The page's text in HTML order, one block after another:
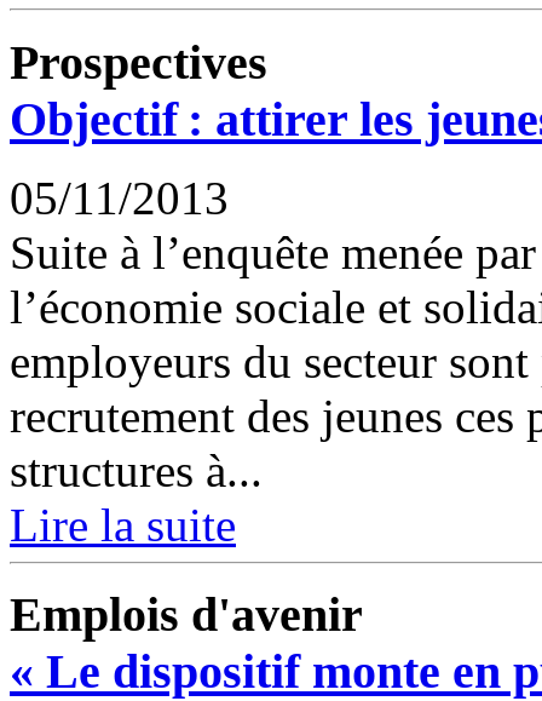
Prospectives
Objectif : attirer les
05/11/2013
Suite à l’enquête menée
l’économie sociale et
employeurs du secteur
recrutement des jeunes ces
structures à...
Lire la suite
Emplois d'avenir
« Le dispositif monte en